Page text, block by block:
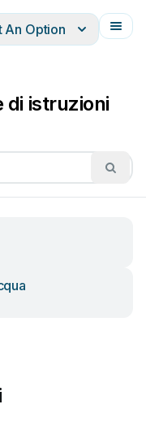
An Option
di istruzioni